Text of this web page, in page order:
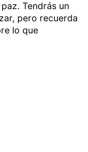
Tendrás un
pero recuerda
lo que